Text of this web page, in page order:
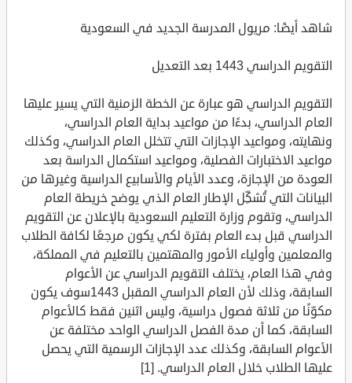
شاهد أيضًا: مريول المدرسة الجديد في السعودية
التقويم الدراسي 1443 بعد التعديل
التقويم الدراسي هو عبارة عن الخطة الزمنية التي يسير عليها
العام الدراسي، بدءًا من مواعيد بداية العام الدراسي،
ونهايته، ومواعيد الإجازات التي تتخلل العام الدراسي، وكذلك
مواعيد الاختبارات الفصلية، ومواعيد استكمال الدراسة بعد
العودة من الإجازة، وعدد الأيام والأسابيع الدراسية وغيرها من
البيانات التي تُشكِّل الإطار العام الذي يوضح خريطة العام
الدراسي، وتقوم وزارة التعليم السعودية بالإعلان عن التقويم
الدراسي قبل بدء العام بفترة لكي يكون مرجعًا لكافة الطلاب
والمعلمين وأولياء الأمور والمهتمين بالتعليم في المملكة،
وفي هذا العام، يختلف التقويم الدراسي عن الأعوام
السابقة، وذلك لأن العام الدراسي المقبل 1443سوف يكون
مكوّنًا من ثلاثة فصول دراسية، وليس اثنين فقط كالأعوام
السابقة، كما أن مدة الفصل الدراسي الواحد مختلفة عن
الأعوام السابقة، وكذلك عدد الإجازات الرسمية التي يحصل
عليها الطلاب خلال العام الدراسي. [1]